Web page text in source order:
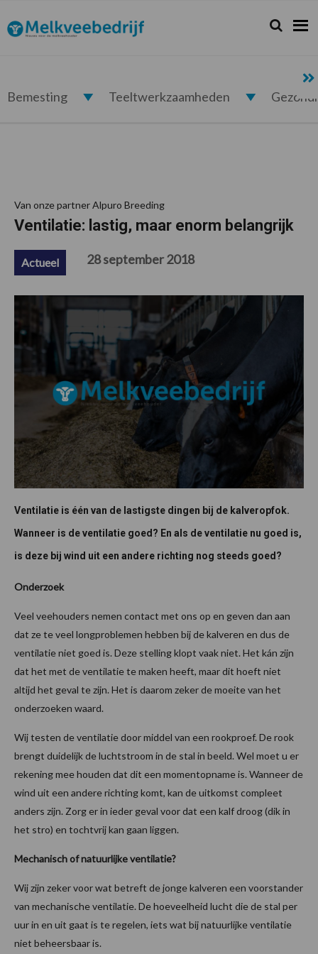
de
hoofdnavigatie
de
hoofd
de
eerste
de
voettekst
Melkveebedrijf.nl Zoeken...
Zoek
Bemesting Teeltwerkzaamheden
Van onze partner Alpuro Breeding
Ventilatie: lastig, maar enorm belangrijk
Actueel 28 september 2018
Ventilatie is één van de lastigste dingen bij de kalveropfok.
Wanneer is de ventilatie goed? En als de ventilatie nu goed is,
is deze bij wind uit een andere richting nog steeds goed?
Onderzoek
Veel veehouders nemen contact met ons op en geven dan aan
dat ze te veel longproblemen hebben bij de kalveren en dus de
ventilatie niet goed is. Deze stelling klopt vaak niet. Het kán zijn
dat het met de ventilatie te maken heeft, maar dit hoeft niet
altijd het geval te zijn. Het is daarom zeker de moeite van het
onderzoeken waard.
Wij testen de ventilatie door middel van een rookproef. De rook
brengt duidelijk de luchtstroom in de stal in beeld. Wel moet u er
rekening mee houden dat dit een momentopname is. Wanneer de
wind uit een andere richting komt, kan de uitkomst compleet
anders zijn. Zorg er in ieder geval voor dat een kalf droog (dik in
het stro) en tochtvrij kan gaan liggen.
Mechanisch of natuurlijke ventilatie?
Wij zijn zeker voor wat betreft de jonge kalveren een voorstander
van mechanische ventilatie. De hoeveelheid lucht die de stal per
uur in en uit gaat is te regelen, iets wat bij natuurlijke ventilatie
niet beheersbaar is.